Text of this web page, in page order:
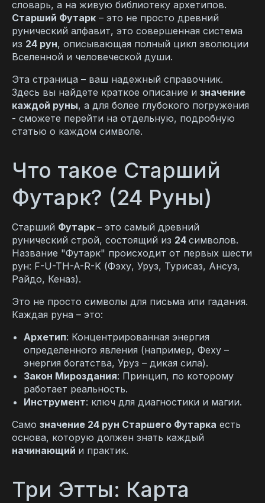
словарь, а на живую библиотеку архетипов.
Старший Футарк – это не просто древний
рунический алфавит, это совершенная система
из 24 рун, описывающая полный цикл эволюции
Вселенной и человеческой души.
Эта страница – ваш надежный справочник.
Здесь вы найдете краткое описание и значение
каждой руны, а для более глубокого погружения
- сможете перейти на отдельную, подробную
статью о каждом символе.
Что такое Старший
Футарк? (24 Руны)
Старший Футарк – это самый древний
рунический строй, состоящий из 24 символов.
Название "Футарк" происходит от первых шести
рун: F-U-TH-A-R-K (Фэху, Уруз, Турисаз, Ансуз,
Райдо, Кеназ).
Это не просто символы для письма или гадания.
Каждая руна – это:
Архетип: Концентрированная энергия
определенного явления (например, Феху –
энергия богатства, Уруз – дикая сила).
Закон Мироздания: Принцип, по которому
работает реальность.
Инструмент: ключ для диагностики и магии.
Само значение 24 рун Старшего Футарка есть
основа, которую должен знать каждый
начинающий и практик.
Три Этты: Карта